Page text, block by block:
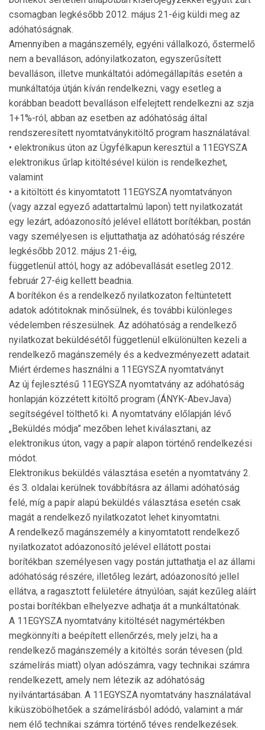
csomagban legkésőbb 2012. május 21-éig küldi meg az
adóhatóságnak.
Amennyiben a magánszemély, egyéni vállalkozó, őstermelő
nem a bevalláson, adónyilatkozaton, egyszerűsített
bevalláson, illetve munkáltatói adómegállapítás esetén a
munkáltatója útján kíván rendelkezni, vagy esetleg a
korábban beadott bevalláson elfelejtett rendelkezni az szja
1+1%-ról, abban az esetben az adóhatóság által
rendszeresített nyomtatványkitöltő program használatával:
• elektronikus úton az Ügyfélkapun keresztül a 11EGYSZA
elektronikus űrlap kitöltésével külön is rendelkezhet,
valamint
• a kitöltött és kinyomtatott 11EGYSZA nyomtatványon
(vagy azzal egyező adattartalmú lapon) tett nyilatkozatát
egy lezárt, adóazonosító jelével ellátott borítékban, postán
vagy személyesen is eljuttathatja az adóhatóság részére
legkésőbb 2012. május 21-éig,
függetlenül attól, hogy az adóbevallását esetleg 2012.
február 27-éig kellett beadnia.
A borítékon és a rendelkező nyilatkozaton feltüntetett
adatok adótitoknak minősülnek, és további különleges
védelemben részesülnek. Az adóhatóság a rendelkező
nyilatkozat beküldésétől függetlenül elkülönülten kezeli a
rendelkező magánszemély és a kedvezményezett adatait.
Miért érdemes használni a 11EGYSZA nyomtatványt
Az új fejlesztésű 11EGYSZA nyomtatvány az adóhatóság
honlapján közzétett kitöltő program (ÁNYK-AbevJava)
segítségével tölthető ki. A nyomtatvány előlapján lévő
„Beküldés módja” mezőben lehet kiválasztani, az
elektronikus úton, vagy a papír alapon történő rendelkezési
módot.
Elektronikus beküldés választása esetén a nyomtatvány 2.
és 3. oldalai kerülnek továbbításra az állami adóhatóság
felé, míg a papír alapú beküldés választása esetén csak
magát a rendelkező nyilatkozatot lehet kinyomtatni.
A rendelkező magánszemély a kinyomtatott rendelkező
nyilatkozatot adóazonosító jelével ellátott postai
borítékban személyesen vagy postán juttathatja el az állami
adóhatóság részére, illetőleg lezárt, adóazonosító jellel
ellátva, a ragasztott felületére átnyúlóan, saját kezűleg aláírt
postai borítékban elhelyezve adhatja át a munkáltatónak.
A 11EGYSZA nyomtatvány kitöltését nagymértékben
megkönnyíti a beépített ellenőrzés, mely jelzi, ha a
rendelkező magánszemély a kitöltés során tévesen (pld.
számelírás miatt) olyan adószámra, vagy technikai számra
rendelkezett, amely nem létezik az adóhatóság
nyilvántartásában. A 11EGYSZA nyomtatvány használatával
kiküszöbölhetőek a számelírásból adódó, valamint a már
nem élő technikai számra történő téves rendelkezések.